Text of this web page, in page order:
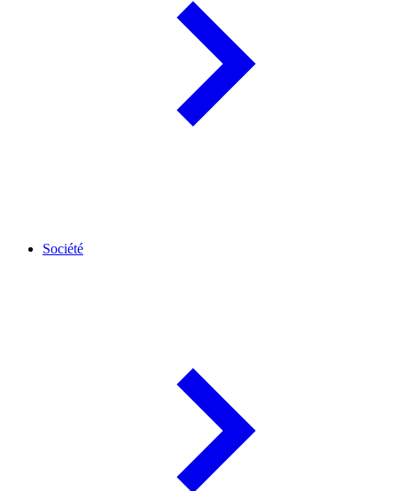
Société